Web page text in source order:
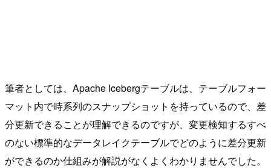
筆者としては、Apache Icebergテーブルは、テーブルフォー
マット内で時系列のスナップショットを持っているので、差
分更新できることが理解できるのですが、変更検知するすべ
のない標準的なデータレイクテーブルでどのように差分更新
ができるのか仕組みが解説がなくよくわかりませんでした。